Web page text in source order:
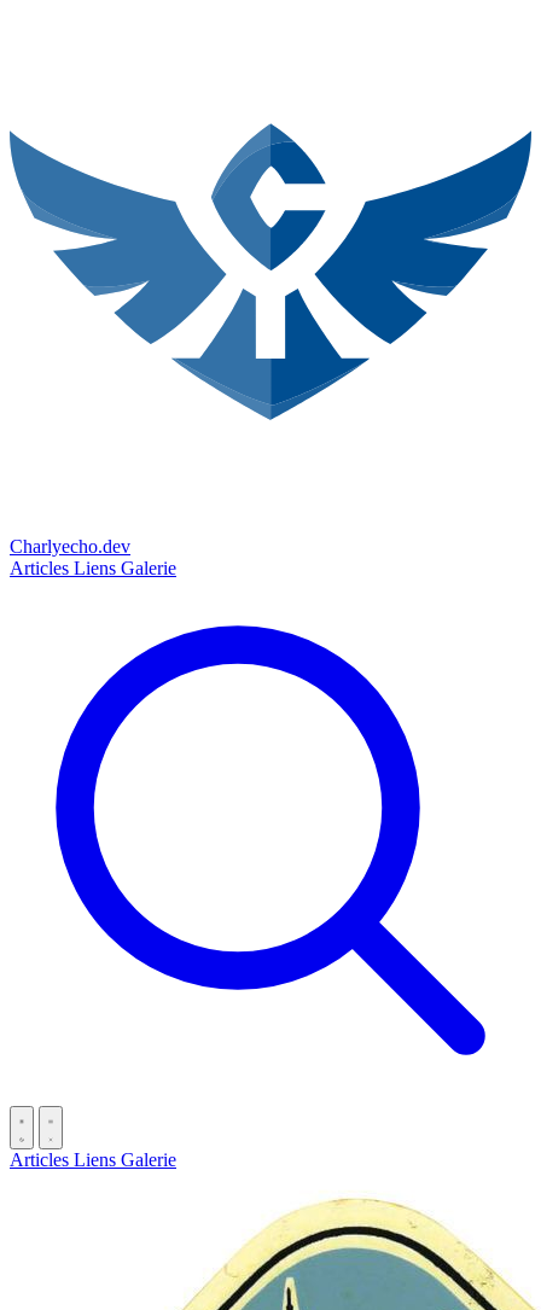
Charlyecho.dev
Articles Liens Galerie
Articles Liens Galerie